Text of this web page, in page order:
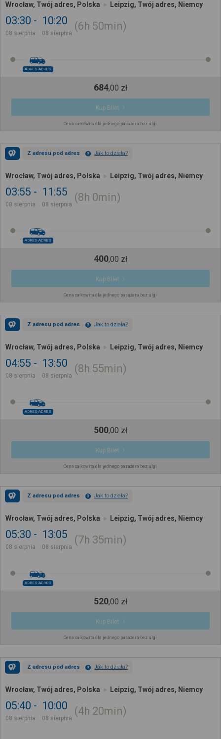
Wrocław, Twój adres, Polska Leipzig, Twój adres, Niemcy
03:30
08 sierpnia
10:20
08 sierpnia
6h 50min
ADRES-ADRES
684,00 zł
Kup Bilet
Cena całkowita dla jednego pasażera bez ulgi
Z adresu pod adres Jak to działa?
Wrocław, Twój adres, Polska Leipzig, Twój adres, Niemcy
03:55
08 sierpnia
11:55
08 sierpnia
8h 0min
ADRES-ADRES
400,00 zł
Kup Bilet
Cena całkowita dla jednego pasażera bez ulgi
Z adresu pod adres Jak to działa?
Wrocław, Twój adres, Polska Leipzig, Twój adres, Niemcy
04:55
08 sierpnia
13:50
08 sierpnia
8h 55min
ADRES-ADRES
500,00 zł
Kup Bilet
Cena całkowita dla jednego pasażera bez ulgi
Z adresu pod adres Jak to działa?
Wrocław, Twój adres, Polska Leipzig, Twój adres, Niemcy
05:30
08 sierpnia
13:05
08 sierpnia
7h 35min
ADRES-ADRES
520,00 zł
Kup Bilet
Cena całkowita dla jednego pasażera bez ulgi
Z adresu pod adres Jak to działa?
Wrocław, Twój adres, Polska Leipzig, Twój adres, Niemcy
05:40
08 sierpnia
10:00
08 sierpnia
4h 20min